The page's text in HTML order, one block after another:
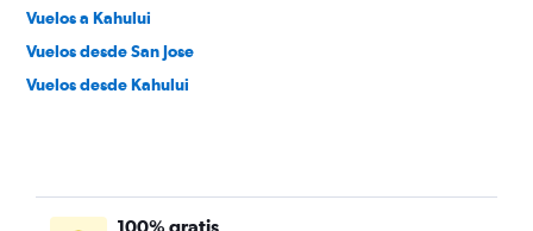
Vuelos a Kahului
Vuelos desde San Jose
Vuelos desde Kahului
100% gratis